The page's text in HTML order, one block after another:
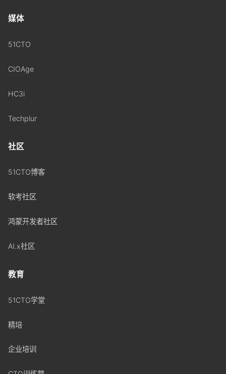
媒体
51CTO
CIOAge
HC3i
Techplur
社区
51CTO博客
软考社区
鸿蒙开发者社区
AI.x社区
教育
51CTO学堂
精培
企业培训